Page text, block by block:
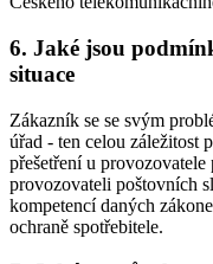
6. Jaké jsou
situace
Zákazník se se svým
úřad - ten celou záležitost
přešetření u
provozovateli poštovních
kompetencí daných
ochraně spotřebitele.